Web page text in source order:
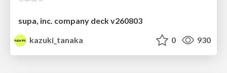
supa, inc. company deck v260803
kazuki_tanaka
0 930